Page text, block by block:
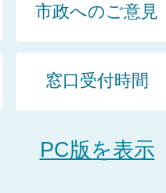
市政へのご意見
窓口受付時間
PC版を表示